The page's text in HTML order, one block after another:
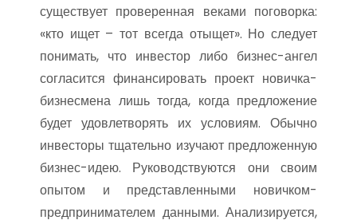
существует проверенная веками поговорка:
«кто ищет – тот всегда отыщет». Но следует
понимать, что инвестор либо бизнес-ангел
согласится финансировать проект новичка-
бизнесмена лишь тогда, когда предложение
будет удовлетворять их условиям. Обычно
инвесторы тщательно изучают предложенную
бизнес-идею. Руководствуются они своим
опытом и представленными новичком-
предпринимателем данными. Анализируется,